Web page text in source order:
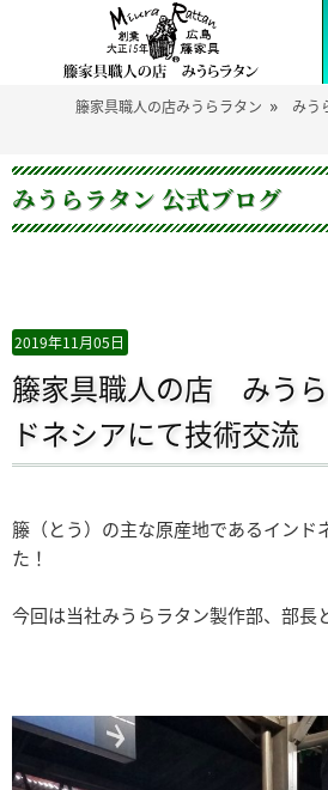
籐家具職人の店みうらラタン » みう
みうらラタン 公式ブログ
2019年11月05日
籐家具職人の店 みう
ドネシアにて技術交流
籐（とう）の主な原産地であるインド
た！
今回は当社みうらラタン製作部、部長